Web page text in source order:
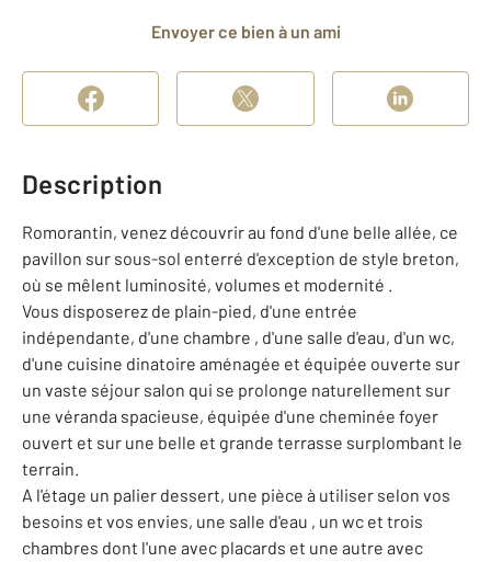
Envoyer ce bien à un ami
Description
Romorantin, venez découvrir au fond d'une belle allée, ce
pavillon sur sous-sol enterré d'exception de style breton,
où se mêlent luminosité, volumes et modernité .
Vous disposerez de plain-pied, d'une entrée
indépendante, d'une chambre , d'une salle d'eau, d'un wc,
d'une cuisine dinatoire aménagée et équipée ouverte sur
un vaste séjour salon qui se prolonge naturellement sur
une véranda spacieuse, équipée d'une cheminée foyer
ouvert et sur une belle et grande terrasse surplombant le
terrain.
A l'étage un palier dessert, une pièce à utiliser selon vos
besoins et vos envies, une salle d'eau , un wc et trois
chambres dont l'une avec placards et une autre avec